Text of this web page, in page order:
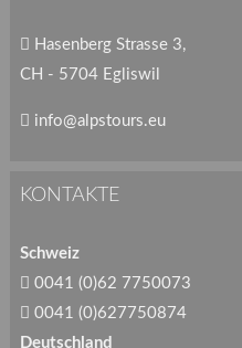
Hasenberg Strasse 3,
CH - 5704 Egliswil
info@alpstours.eu
KONTAKTE
Schweiz
0041 (0)62 7750073
0041 (0)627750874
Deutschland